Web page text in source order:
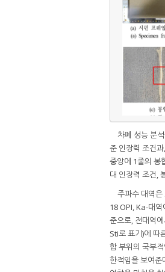
차폐 성능 분
준 인장력 조건
중앙에 1줄의 봉
대 인장력 조건,
주파수 대역은
18 OPI, Ka-대역
준으로, 전대역
Sti로 표기)에 따
합 부위의 국부
한적임을 보여준